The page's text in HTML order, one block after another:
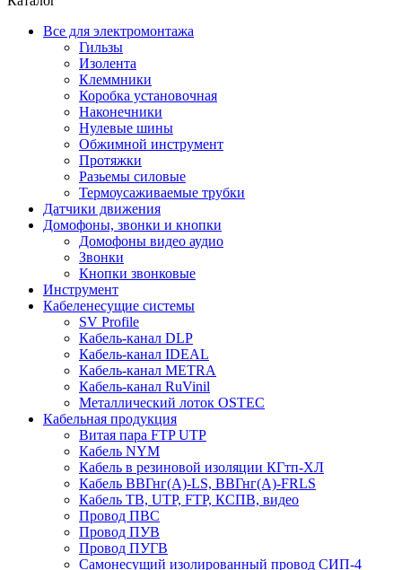
Все для электромонтажа
Гильзы
Изолента
Клеммники
Коробка установочная
Наконечники
Нулевые шины
Обжимной инструмент
Протяжки
Разьемы силовые
Термоусаживаемые трубки
Датчики движения
Домофоны, звонки и кнопки
Домофоны видео аудио
Звонки
Кнопки звонковые
Инструмент
Кабеленесущие системы
SV Profile
Кабель-канал DLP
Кабель-канал IDEAL
Кабель-канал METRA
Кабель-канал RuVinil
Металлический лоток OSTEC
Кабельная продукция
Витая пара FTP UTP
Кабель NYM
Кабель в резиновой изоляции КГтп-ХЛ
Кабель ВВГнг(А)-LS, ВВГнг(А)-FRLS
Кабель ТВ, UTP, FTP, КСПВ, видео
Провод ПВС
Провод ПУВ
Провод ПУГВ
Самонесущий изолированный провод СИП-4